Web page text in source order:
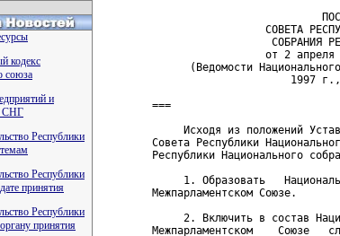
кодекс
союза
и
СНГ
Республики
Республики
принятия
Республики
принятия
СОВЕТА
СОБРАНИЯ
от 2 апреля
(Ведомости
1997
===
Исходя из положений
Совета Республики
Республики Национального
1. Образовать
Межпарламентском Союзе.
2. Включить в состав
Межпарламентском    Союзе